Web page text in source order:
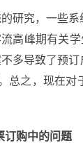
研究，一些
高峰期有关
多导致了预
总之，现在对
订购中的问题